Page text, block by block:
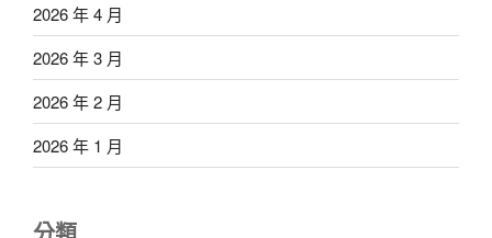
2026 年 4 月
2026 年 3 月
2026 年 2 月
2026 年 1 月